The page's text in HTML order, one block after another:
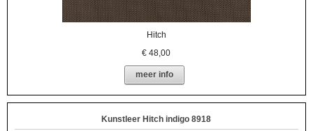
Hitch
€48,00
meer info
Kunstleer Hitch indigo 8918